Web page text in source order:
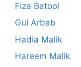
Fiza Batool
Gul Arbab
Hadia Malik
Hareem Malik